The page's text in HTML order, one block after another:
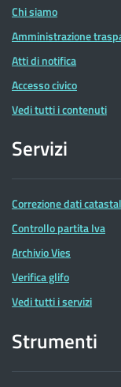
Chi siamo
Amministrazione
Atti di notifica
Accesso civico
Vedi tutti i contenuti
Servizi
Correzione dati
Controllo partita Iva
Archivio Vies
Verifica glifo
Vedi tutti i servizi
Strumenti